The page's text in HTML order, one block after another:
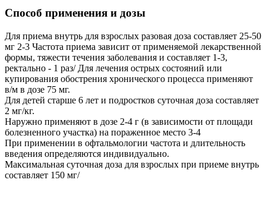
Способ применения и дозы
Для приема внутрь для взрослых разовая доза составляет 25-50
мг 2-3 Частота приема зависит от применяемой лекарственной
формы, тяжести течения заболевания и составляет 1-3,
ректально - 1 раз/ Для лечения острых состояний или
купирования обострения хронического процесса применяют
в/м в дозе 75 мг.
Для детей старше 6 лет и подростков суточная доза составляет
2 мг/кг.
Наружно применяют в дозе 2-4 г (в зависимости от площади
болезненного участка) на пораженное место 3-4
При применении в офтальмологии частота и длительность
введения определяются индивидуально.
Максимальная суточная доза для взрослых при приеме внутрь
составляет 150 мг/